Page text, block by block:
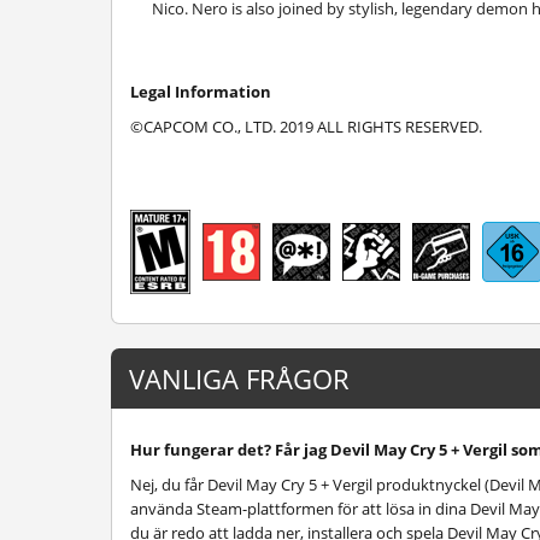
Nico. Nero is also joined by stylish, legendary
Legal Information
©CAPCOM CO., LTD. 2019 ALL RIGHTS RESERVED.
VANLIGA FRÅGOR
Hur fungerar det? Får jag Devil May Cry 5 + Vergil
Nej, du får Devil May Cry 5 + Vergil produktnyckel (Devil
använda Steam-plattformen för att lösa in dina Devil
du är redo att ladda ner, installera och spela Devil May